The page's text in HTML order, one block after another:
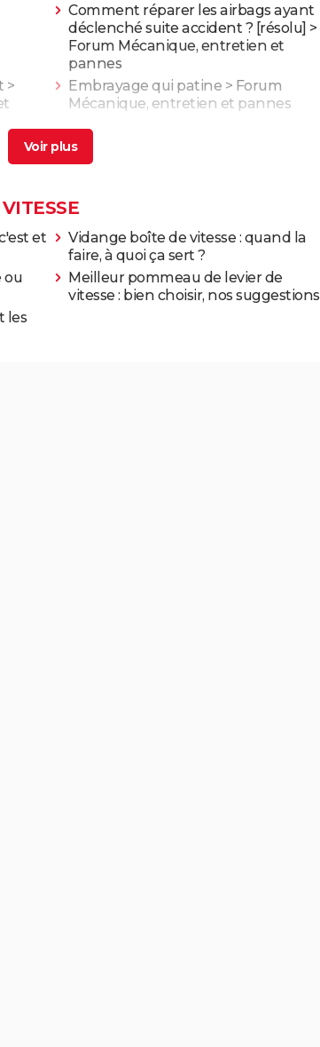
Comment réparer les airbags ayant
déclenché suite accident ? [résolu] >
Forum Mécanique, entretien et
pannes
>
Embrayage qui patine > Forum
Mécanique, entretien et pannes
Température embrayage élevée
Forum Mécanique, entretien et
et
Vidange boîte de vitesse : quand la
faire, à quoi ça sert ?
ou
Meilleur pommeau de levier de
vitesse : bien choisir, nos suggestions
les